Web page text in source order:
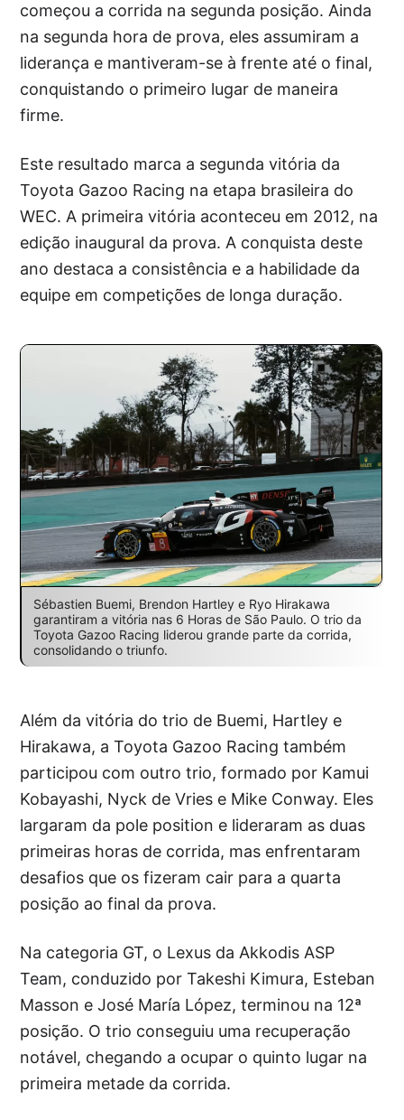
começou a corrida na segunda posição. Ainda
na segunda hora de prova, eles assumiram a
liderança e mantiveram-se à frente até o final,
conquistando o primeiro lugar de maneira
firme.
Este resultado marca a segunda vitória da
Toyota Gazoo Racing na etapa brasileira do
WEC. A primeira vitória aconteceu em 2012, na
edição inaugural da prova. A conquista deste
ano destaca a consistência e a habilidade da
equipe em competições de longa duração.
Sébastien Buemi, Brendon Hartley e Ryo Hirakawa
garantiram a vitória nas 6 Horas de São Paulo. O trio da
Toyota Gazoo Racing liderou grande parte da corrida,
consolidando o triunfo.
Além da vitória do trio de Buemi, Hartley e
Hirakawa, a Toyota Gazoo Racing também
participou com outro trio, formado por Kamui
Kobayashi, Nyck de Vries e Mike Conway. Eles
largaram da pole position e lideraram as duas
primeiras horas de corrida, mas enfrentaram
desafios que os fizeram cair para a quarta
posição ao final da prova.
Na categoria GT, o Lexus da Akkodis ASP
Team, conduzido por Takeshi Kimura, Esteban
Masson e José María López, terminou na 12ª
posição. O trio conseguiu uma recuperação
notável, chegando a ocupar o quinto lugar na
primeira metade da corrida.